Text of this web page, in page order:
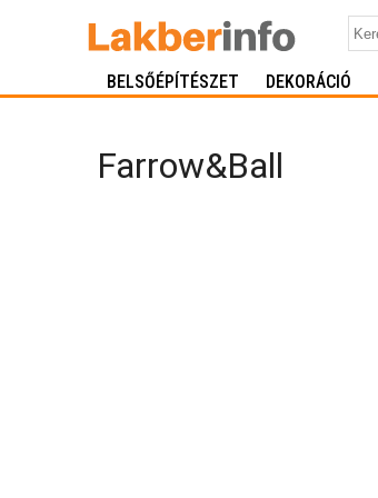
BELSŐÉPÍTÉSZET DEKORÁCIÓ
Farrow&Ball